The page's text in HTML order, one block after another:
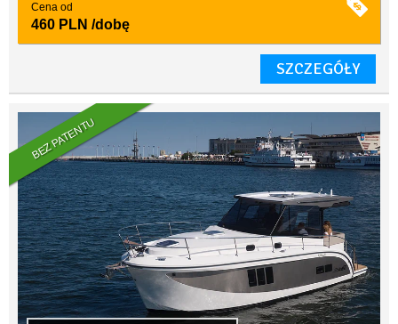
Cena od
460 PLN /dobę
SZCZEGÓŁY
BEZ PATENTU